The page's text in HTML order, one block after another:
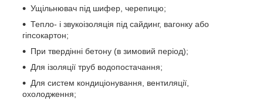
Ущільнювач під шифер, черепицю;
Тепло- і звукоізоляція під сайдинг, вагонку або
гіпсокартон;
При твердінні бетону (в зимовий період);
Для ізоляції труб водопостачання;
Для систем кондиціонування, вентиляції,
охолодження;